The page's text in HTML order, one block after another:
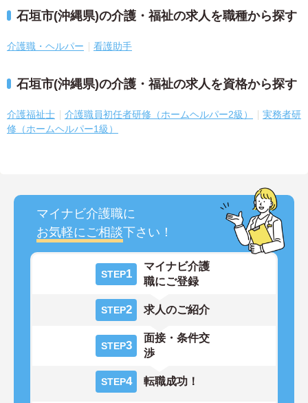
石垣市(沖縄県)の介護・福祉の求人を職種から探す
介護職・ヘルパー 看護助手
石垣市(沖縄県)の介護・福祉の求人を資格から探す
介護福祉士 介護職員初任者研修（ホームヘルパー2級）
実務者研
修（ホームヘルパー1級）
マイナビ介護職に
お気軽にご相談下さい！
STEP1
マイナビ介護
職にご登録
STEP2 求人のご紹介
STEP3
面接・条件交
渉
STEP4 転職成功！